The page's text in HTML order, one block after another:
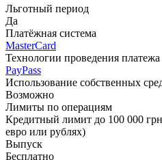
Льготный период
Да
Платёжная система
MasterCard
Технологии проведения платежа
PayPass
Использование собственных
Возможно
Лимиты по операциям
Кредитный лимит до 100 000
евро или рублях)
Выпуск
Бесплатно